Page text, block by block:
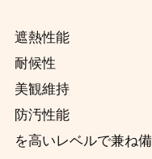
遮熱性能
耐候性
美観維持
防汚性能
を高いレベルで兼ね